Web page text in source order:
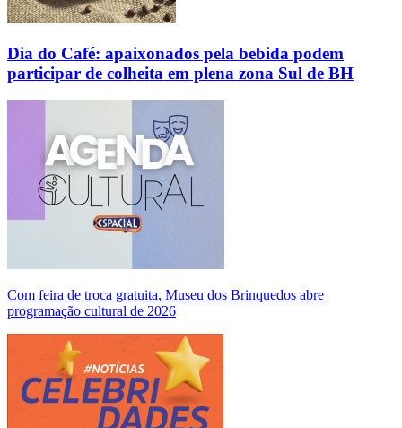
Dia do Café: apaixonados pela bebida podem
participar de colheita em plena zona Sul de BH
Com feira de troca gratuita, Museu dos Brinquedos abre
programação cultural de 2026